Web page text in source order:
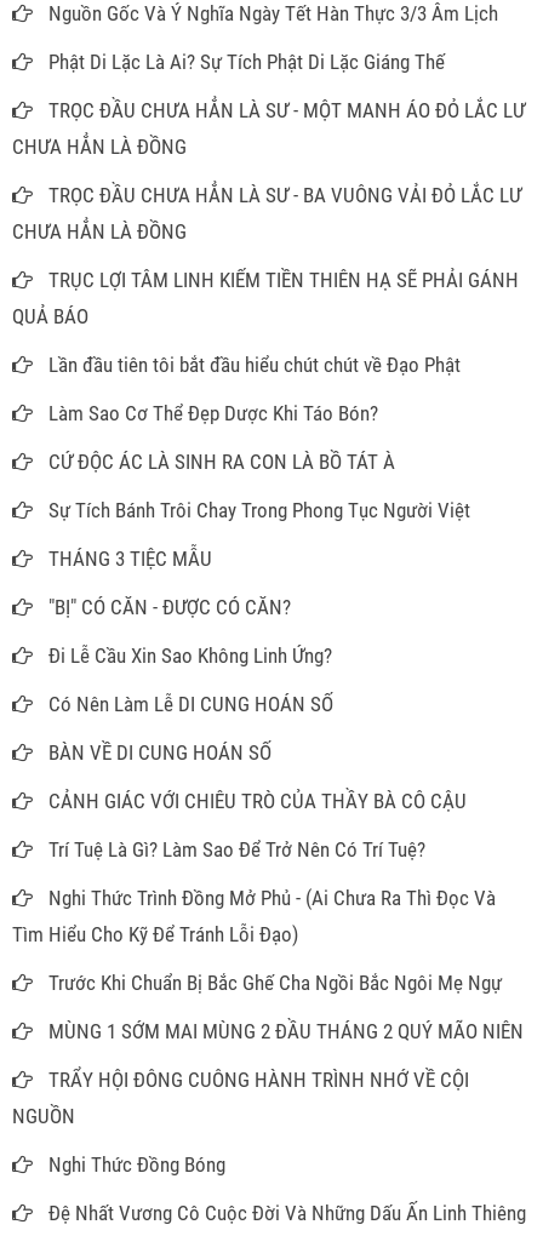
Nguồn Gốc Và Ý Nghĩa Ngày Tết Hàn Thực 3/3 Âm Lịch
Phật Di Lặc Là Ai? Sự Tích Phật Di Lặc Giáng Thế
TRỌC ĐẦU CHƯA HẲN LÀ SƯ - MỘT MANH ÁO ĐỎ LẮC LƯ
CHƯA HẲN LÀ ĐỒNG
TRỌC ĐẦU CHƯA HẲN LÀ SƯ - BA VUÔNG VẢI ĐỎ LẮC LƯ
CHƯA HẲN LÀ ĐỒNG
TRỤC LỢI TÂM LINH KIẾM TIỀN THIÊN HẠ SẼ PHẢI GÁNH
QUẢ BÁO
Lần đầu tiên tôi bắt đầu hiểu chút chút về Đạo Phật
Làm Sao Cơ Thể Đẹp Dược Khi Táo Bón?
CỨ ĐỘC ÁC LÀ SINH RA CON LÀ BỒ TÁT À
Sự Tích Bánh Trôi Chay Trong Phong Tục Người Việt
THÁNG 3 TIỆC MẪU
"BỊ" CÓ CĂN - ĐƯỢC CÓ CĂN?
Đi Lễ Cầu Xin Sao Không Linh Ứng?
Có Nên Làm Lễ DI CUNG HOÁN SỐ
BÀN VỀ DI CUNG HOÁN SỐ
CẢNH GIÁC VỚI CHIÊU TRÒ CỦA THẦY BÀ CÔ CẬU
Trí Tuệ Là Gì? Làm Sao Để Trở Nên Có Trí Tuệ?
Nghi Thức Trình Đồng Mở Phủ - (Ai Chưa Ra Thì Đọc Và
Tìm Hiểu Cho Kỹ Để Tránh Lỗi Đạo)
Trước Khi Chuẩn Bị Bắc Ghế Cha Ngồi Bắc Ngôi Mẹ Ngự
MÙNG 1 SỚM MAI MÙNG 2 ĐẦU THÁNG 2 QUÝ MÃO NIÊN
TRẨY HỘI ĐÔNG CUÔNG HÀNH TRÌNH NHỚ VỀ CỘI
NGUỒN
Nghi Thức Đồng Bóng
Đệ Nhất Vương Cô Cuộc Đời Và Những Dấu Ấn Linh Thiêng